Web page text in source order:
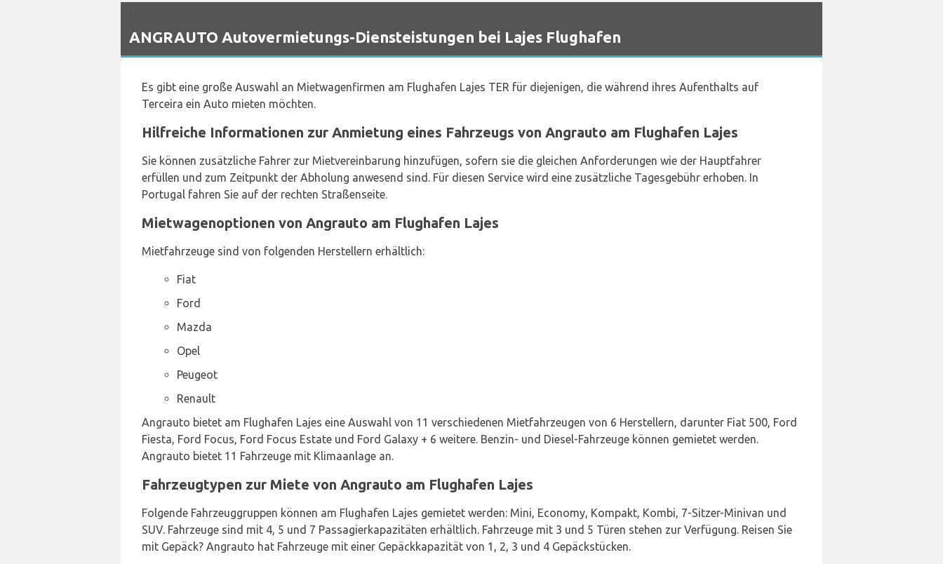
ANGRAUTO Autovermietungs-Diensteistungen bei Lajes Flughafen
Es gibt eine große Auswahl an Mietwagenfirmen am Flughafen Lajes TER für diejenigen, die während ihres Aufenthalts auf
Terceira ein Auto mieten möchten.
Hilfreiche Informationen zur Anmietung eines Fahrzeugs von Angrauto am Flughafen Lajes
Sie können zusätzliche Fahrer zur Mietvereinbarung hinzufügen, sofern sie die gleichen Anforderungen wie der Hauptfahrer
erfüllen und zum Zeitpunkt der Abholung anwesend sind. Für diesen Service wird eine zusätzliche Tagesgebühr erhoben. In
Portugal fahren Sie auf der rechten Straßenseite.
Mietwagenoptionen von Angrauto am Flughafen Lajes
Mietfahrzeuge sind von folgenden Herstellern erhältlich:
Fiat
Ford
Mazda
Opel
Peugeot
Renault
Angrauto bietet am Flughafen Lajes eine Auswahl von 11 verschiedenen Mietfahrzeugen von 6 Herstellern, darunter Fiat 500, Ford
Fiesta, Ford Focus, Ford Focus Estate und Ford Galaxy + 6 weitere. Benzin- und Diesel-Fahrzeuge können gemietet werden.
Angrauto bietet 11 Fahrzeuge mit Klimaanlage an.
Fahrzeugtypen zur Miete von Angrauto am Flughafen Lajes
Folgende Fahrzeuggruppen können am Flughafen Lajes gemietet werden: Mini, Economy, Kompakt, Kombi, 7-Sitzer-Minivan und
SUV. Fahrzeuge sind mit 4, 5 und 7 Passagierkapazitäten erhältlich. Fahrzeuge mit 3 und 5 Türen stehen zur Verfügung. Reisen Sie
mit Gepäck? Angrauto hat Fahrzeuge mit einer Gepäckkapazität von 1, 2, 3 und 4 Gepäckstücken.